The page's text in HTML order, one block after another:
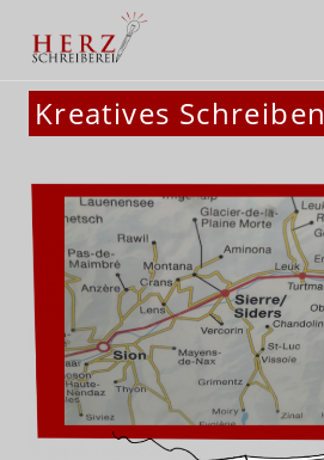
Herzschreiberei: Claudia Satory
Kreatives Schreiben